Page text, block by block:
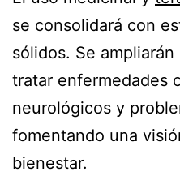
se consolidará con
sólidos. Se
tratar enfermedades
neurológicos y
fomentando una
bienestar.